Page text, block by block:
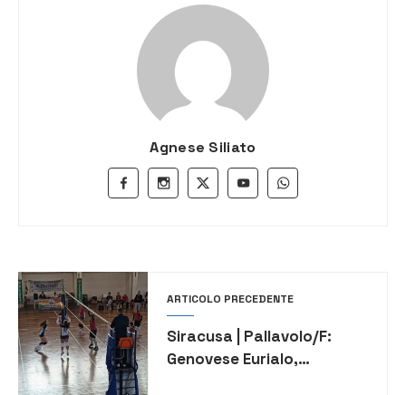
Agnese Siliato
ARTICOLO PRECEDENTE
Siracusa | Pallavolo/F:
Genovese Eurialo,